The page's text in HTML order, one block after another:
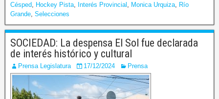
Césped
Hockey Pista Interés Provincial Monica Urquiza
Río
Grande Selecciones
SOCIEDAD: La despensa El Sol fue declarada
de interés histórico y cultural
Prensa Legislatura 17/12/2024 Prensa